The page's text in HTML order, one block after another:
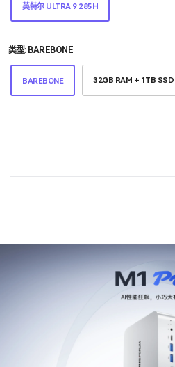
英特尔 ULTRA 9 285H
类型: BAREBONE
BAREBONE 32GB RAM + 1TB SSD